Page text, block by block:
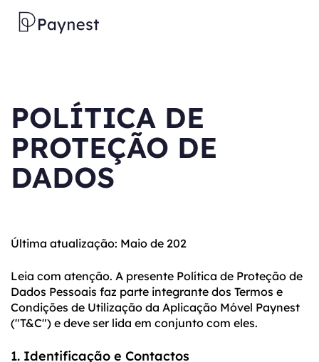
POLÍTICA DE
PROTEÇÃO DE
DADOS
Última atualização: Maio de 202
Leia com atenção. A presente Política de Proteção de
Dados Pessoais faz parte integrante dos Termos e
Condições de Utilização da Aplicação Móvel Paynest
("T&C") e deve ser lida em conjunto com eles.
1. Identificação e Contactos